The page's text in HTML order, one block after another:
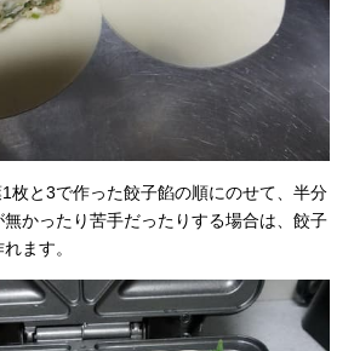
枚と3で作った餃子餡の順にのせて、半分
かったり苦手だったりする場合は、餃子
ます。